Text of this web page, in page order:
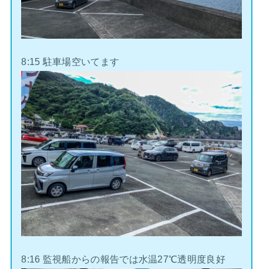
8:15 駐車場空いてます
8:16 監視船からの報告では水温27℃透明度良好